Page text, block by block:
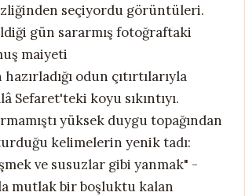
seçiyordu görüntüleri.
gün sararmış fotoğraftaki
maiyeti
odun çıtırtılarıyla
Sefaret'teki koyu sıkıntıyı.
yüksek duygu topağından
kelimelerin yenik tadı:
ve susuzlar gibi yanmak" -
mutlak bir boşluktu kalan